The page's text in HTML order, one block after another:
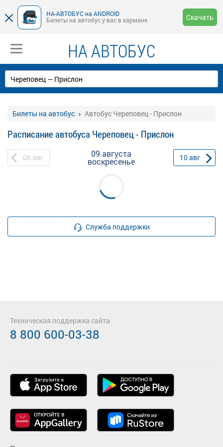
НА-АВТОБУС на ANDROID
Билеты на автобус у вас в кармане
Скачать
НА АВТОБУС
Билеты на автобус Автобус Череповец - Прислон
Расписание автобуса Череповец - Прислон
08 авг 09 августа
воскресенье 10авг
Служба поддержки
Техническая поддержка сайта
8 800 600-03-38